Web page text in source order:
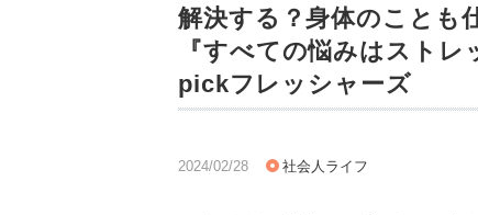
解決する？身体のことも
『すべての悩みはスト
pickフレッシャーズ
2024/02/28 社会人ライフ